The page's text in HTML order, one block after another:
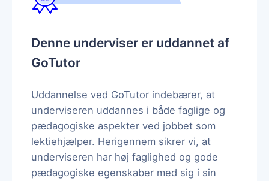
Denne underviser er uddannet af
GoTutor
Uddannelse ved GoTutor indebærer, at
underviseren uddannes i både faglige og
pædagogiske aspekter ved jobbet som
lektiehjælper. Herigennem sikrer vi, at
underviseren har høj faglighed og gode
pædagogiske egenskaber med sig i sin